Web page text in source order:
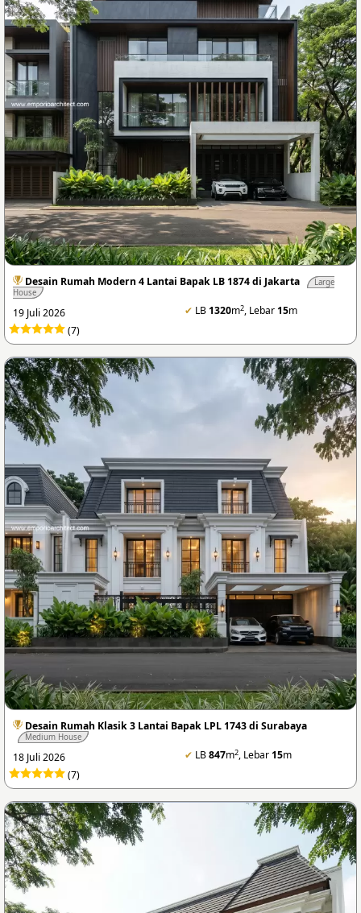
Desain Rumah Modern 4 Lantai Bapak LB 1874 di Jakarta
Large
House
19 Juli 2026 ✔ LB 1320m2, Lebar 15m
(7)
Desain Rumah Klasik 3 Lantai Bapak LPL 1743 di Surabaya
Medium House
18 Juli 2026 ✔ LB847m2, Lebar 15m
(7)